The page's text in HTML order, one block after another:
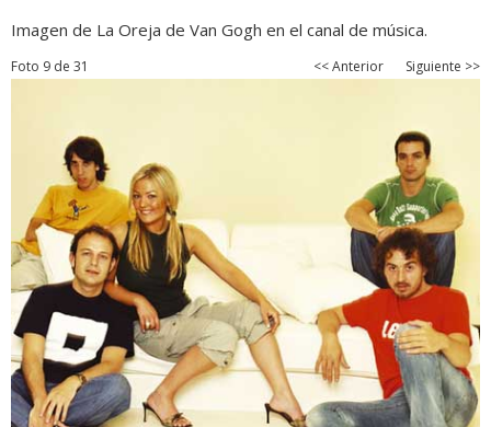
Imagen de La Oreja de Van Gogh en el canal de música.
Foto 9 de 31 << Anterior Siguiente >>